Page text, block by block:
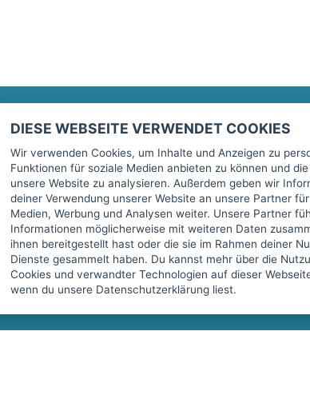
Marktplatz
Kontakt
Preise Marktplatz
FAQ Marktplatz
Über uns
Werbebuchungen
Rechtliches
Impressum
AGB
Datenschutz
Sicherheit
Top-Inserat kündigen
DIESE WEBSEITE VERWENDET COOKIES
Wir verwenden Cookies, um Inhalte und Anzeigen zu
Funktionen für soziale Medien anbieten zu können und
unsere Website zu analysieren. Außerdem geben wir
deiner Verwendung unserer Website an unsere Partner
Medien, Werbung und Analysen weiter. Unsere Partner
Informationen möglicherweise mit weiteren Daten
ihnen bereitgestellt hast oder die sie im Rahmen deiner
Dienste gesammelt haben. Du kannst mehr über die
Cookies und verwandter Technologien auf dieser
wenn du unsere Datenschutzerklärung liest.